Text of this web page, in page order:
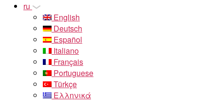
ru
English
Deutsch
Español
Italiano
Français
Portuguese
Türkçe
Ελληνικά